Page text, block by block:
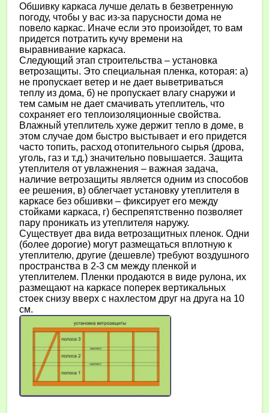
Обшивку каркаса лучше делать в безветренную
погоду, чтобы у вас из-за парусности дома не
повело каркас. Иначе если это произойдет, то вам
придется потратить кучу времени на
выравнивание каркаса.
Следующий этап строительства – установка
ветрозащиты. Это специальная пленка, которая: а)
не пропускает ветер и не дает выветриваться
теплу из дома, б) не пропускает влагу снаружи и
тем самым не дает смачивать утеплитель, что
сохраняет его теплоизоляционные свойства.
Влажный утеплитель хуже держит тепло в доме, в
этом случае дом быстро выстывает и его придется
часто топить, расход отопительного сырья (дрова,
уголь, газ и т.д.) значительно повышается. Защита
утеплителя от увлажнения – важная задача,
наличие ветрозащиты является одним из способов
ее решения, в) облегчает установку утеплителя в
каркасе без обшивки – фиксирует его между
стойками каркаса, г) беспрепятственно позволяет
пару проникать из утеплителя наружу.
Существует два вида ветрозащитных пленок. Одни
(более дорогие) могут размещаться вплотную к
утеплителю, другие (дешевле) требуют воздушного
пространства в 2-3 см между пленкой и
утеплителем. Пленки продаются в виде рулона, их
размещают на каркасе поперек вертикальных
стоек снизу вверх с нахлестом друг на друга на 10
см.